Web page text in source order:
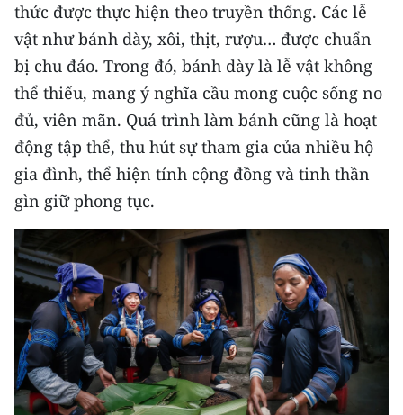
Media Giáo dục
Media Y tế
Media Khoa học - Công nghệ
Media Môi trường
Ảnh
TIN MỚI
TIN ĐỊA PHƯƠNG
Trung du và miền núi phía Bắc
Đồng bằng sông Hồng
thức được thực hiện theo truyền thống. Các lễ
vật như bánh dày, xôi, thịt, rượu… được chuẩn
bị chu đáo. Trong đó, bánh dày là lễ vật không
thể thiếu, mang ý nghĩa cầu mong cuộc sống no
đủ, viên mãn. Quá trình làm bánh cũng là hoạt
động tập thể, thu hút sự tham gia của nhiều hộ
gia đình, thể hiện tính cộng đồng và tinh thần
gìn giữ phong tục.